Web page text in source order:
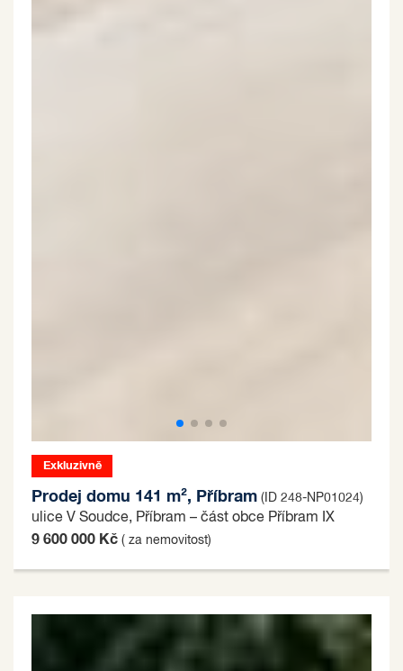
Exkluzivně
Prodej domu 141 m², Příbram (ID 248-NP01024)
ulice V Soudce, Příbram – část obce Příbram IX
9 600 000 Kč ( za nemovitost)